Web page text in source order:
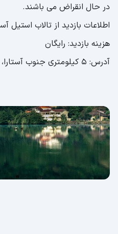
در حال انقراض می باشند.
اطلاعات بازدید از تالاب استیل
هزینه بازدید: رایگان
آدرس: 5 کیلومتری جنوب آستارا، جاده اصلی تالش، تالاب استیل